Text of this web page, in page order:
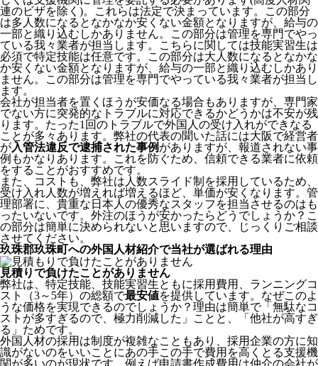
連のビザを除く)。これらは法定で決まっています。この部分
は多人数になるとなかなか安くない金額となりますが、給与の
一部と織り込むしかありません。この部分は管理を専門でやっ
ている我々業者が担当します。こちらに関しては技能実習生は
必須で特定技能は任意です。この部分は大人数になるとなかな
か安くない金額となりますが、給与の一部と織り込むしかあり
ません。この部分は管理を専門でやっている我々業者が担当し
ます。
会社が担当者を置くほうが安価なる場合もありますが、専門家
でない方に突発的なトラブルに対応できるかどうかは不安が残
ります。たった1回のトラブルで外国人の受け入れができなる
ことが多々あります。弊社の代表の聞いた話には大阪で経営者
が入管法違反で逮捕された事例 がありますが、報道されない事
例もかなりあります。これを防ぐため、信頼できる業者に依頼
をすることがおすすめです。
また、コストも、弊社は人数スライド制を採用しているため、
受け入れ人数が増えれば増えるほど、単価が安くなります。管
理部署に、貴重な日本人の優秀なスタッフを担当させるのはも
ったいないです。外注のほうが安かったらどうでしょうか？こ
の部分は簡単に決められないと思いますので、じっくりご相談
させてください。
玖珠郡玖珠町への外国人材紹介で当社が選ばれる理由
見積りで負けたことがありません
弊社は、特定技能、技能実習生ともに採用費用、ランニングコ
スト（3～5年）の総額で最安値を提供しています。なぜこのよ
うな価格を実現できるのでしょうか？理由は簡単で「無駄なコ
ストが多すぎるので、極力削減した」ことと、
「他社が高すぎ
る」 ためです。
外国人材の採用は制度が複雑なこともあり、採用企業の方に知
識がないのをいいことにあの手この手で費用を高くとる支援機